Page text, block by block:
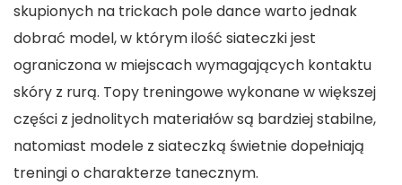
skupionych na trickach pole dance warto jednak
dobrać model, w którym ilość siateczki jest
ograniczona w miejscach wymagających kontaktu
skóry z rurą. Topy treningowe wykonane w większej
części z jednolitych materiałów są bardziej stabilne,
natomiast modele z siateczką świetnie dopełniają
treningi o charakterze tanecznym.